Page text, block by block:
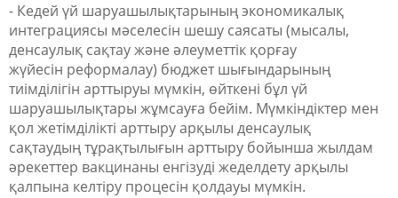
- Кедей үй шаруашылықтарының экономикалық
интеграциясы мәселесін шешу саясаты (мысалы,
денсаулық сақтау және әлеуметтік қорғау
жүйесін реформалау) бюджет шығындарының
тиімділігін арттыруы мүмкін, өйткені бұл үй
шаруашылықтары жұмсауға бейім. Мүмкіндіктер мен
қол жетімділікті арттыру арқылы денсаулық
сақтаудың тұрақтылығын арттыру бойынша жылдам
әрекеттер вакцинаны енгізуді жеделдету арқылы
қалпына келтіру процесін қолдауы мүмкін.